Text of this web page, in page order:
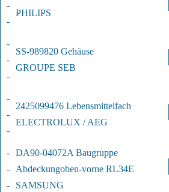
-
-
PHILIPS
-
-
-
SS-989820 Gehäuse
GROUPE SEB
-
-
-
2425099476 Lebensmittelfach
ELECTROLUX / AEG
-
-
-
DA90-04072A Baugruppe
Abdeckungoben-vorne RL34E
SAMSUNG